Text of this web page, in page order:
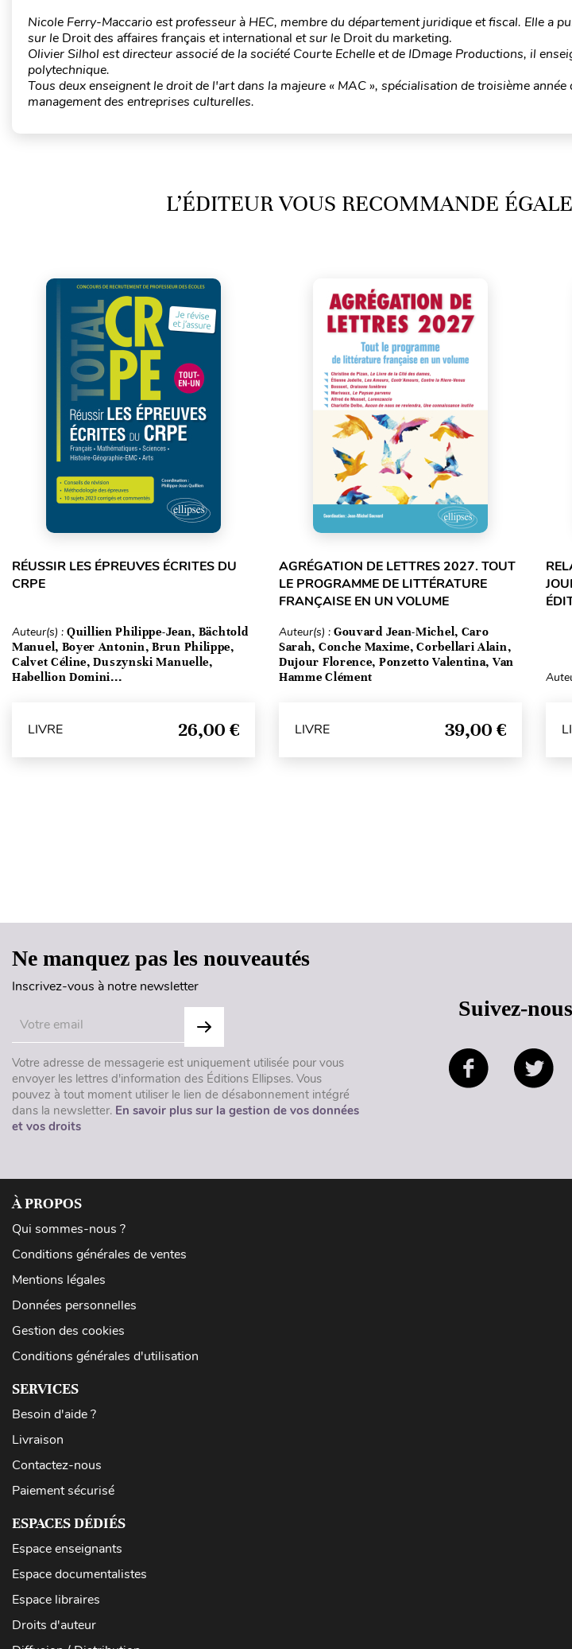
Nicole Ferry-Maccario est professeur à HEC, membre du département juridique et fiscal. Elle a
sur le Droit des affaires français et international et sur le Droit du marketing.
Olivier Silhol est directeur associé de la société Courte Echelle et de IDmage Productions, il
polytechnique.
Tous deux enseignent le droit de l'art dans la majeure « MAC », spécialisation de troisième année
management des entreprises culturelles.
L’ÉDITEUR VOUS RECOMMANDE
RÉUSSIR LES ÉPREUVES ÉCRITES DU
CRPE
Auteur(s) : Quillien Philippe-Jean, Bächtold
Manuel, Boyer Antonin, Brun Philippe,
Calvet Céline, Duszynski Manuelle,
Habellion Domini...
LIVRE 26,00 €
AGRÉGATION DE LETTRES 2027. TOUT
LE PROGRAMME DE LITTÉRATURE
FRANÇAISE EN UN VOLUME
Auteur(s) : Gouvard Jean-Michel, Caro
Sarah, Conche Maxime, Corbellari Alain,
Dujour Florence, Ponzetto Valentina, Van
Hamme Clément
LIVRE 39,00 €
Ne manquez pas les nouveautés
Inscrivez-vous à notre newsletter
Votre adresse de messagerie est uniquement utilisée pour vous
envoyer les lettres d'information des Éditions Ellipses. Vous
pouvez à tout moment utiliser le lien de désabonnement intégré
dans la newsletter. En savoir plus sur la gestion de vos données
et vos droits
Suivez-
À PROPOS
Qui sommes-nous ?
Conditions générales de ventes
Mentions légales
Données personnelles
Gestion des cookies
Conditions générales d'utilisation
SERVICES
Besoin d'aide ?
Livraison
Contactez-nous
Paiement sécurisé
ESPACES DÉDIÉS
Espace enseignants
Espace documentalistes
Espace libraires
Droits d'auteur